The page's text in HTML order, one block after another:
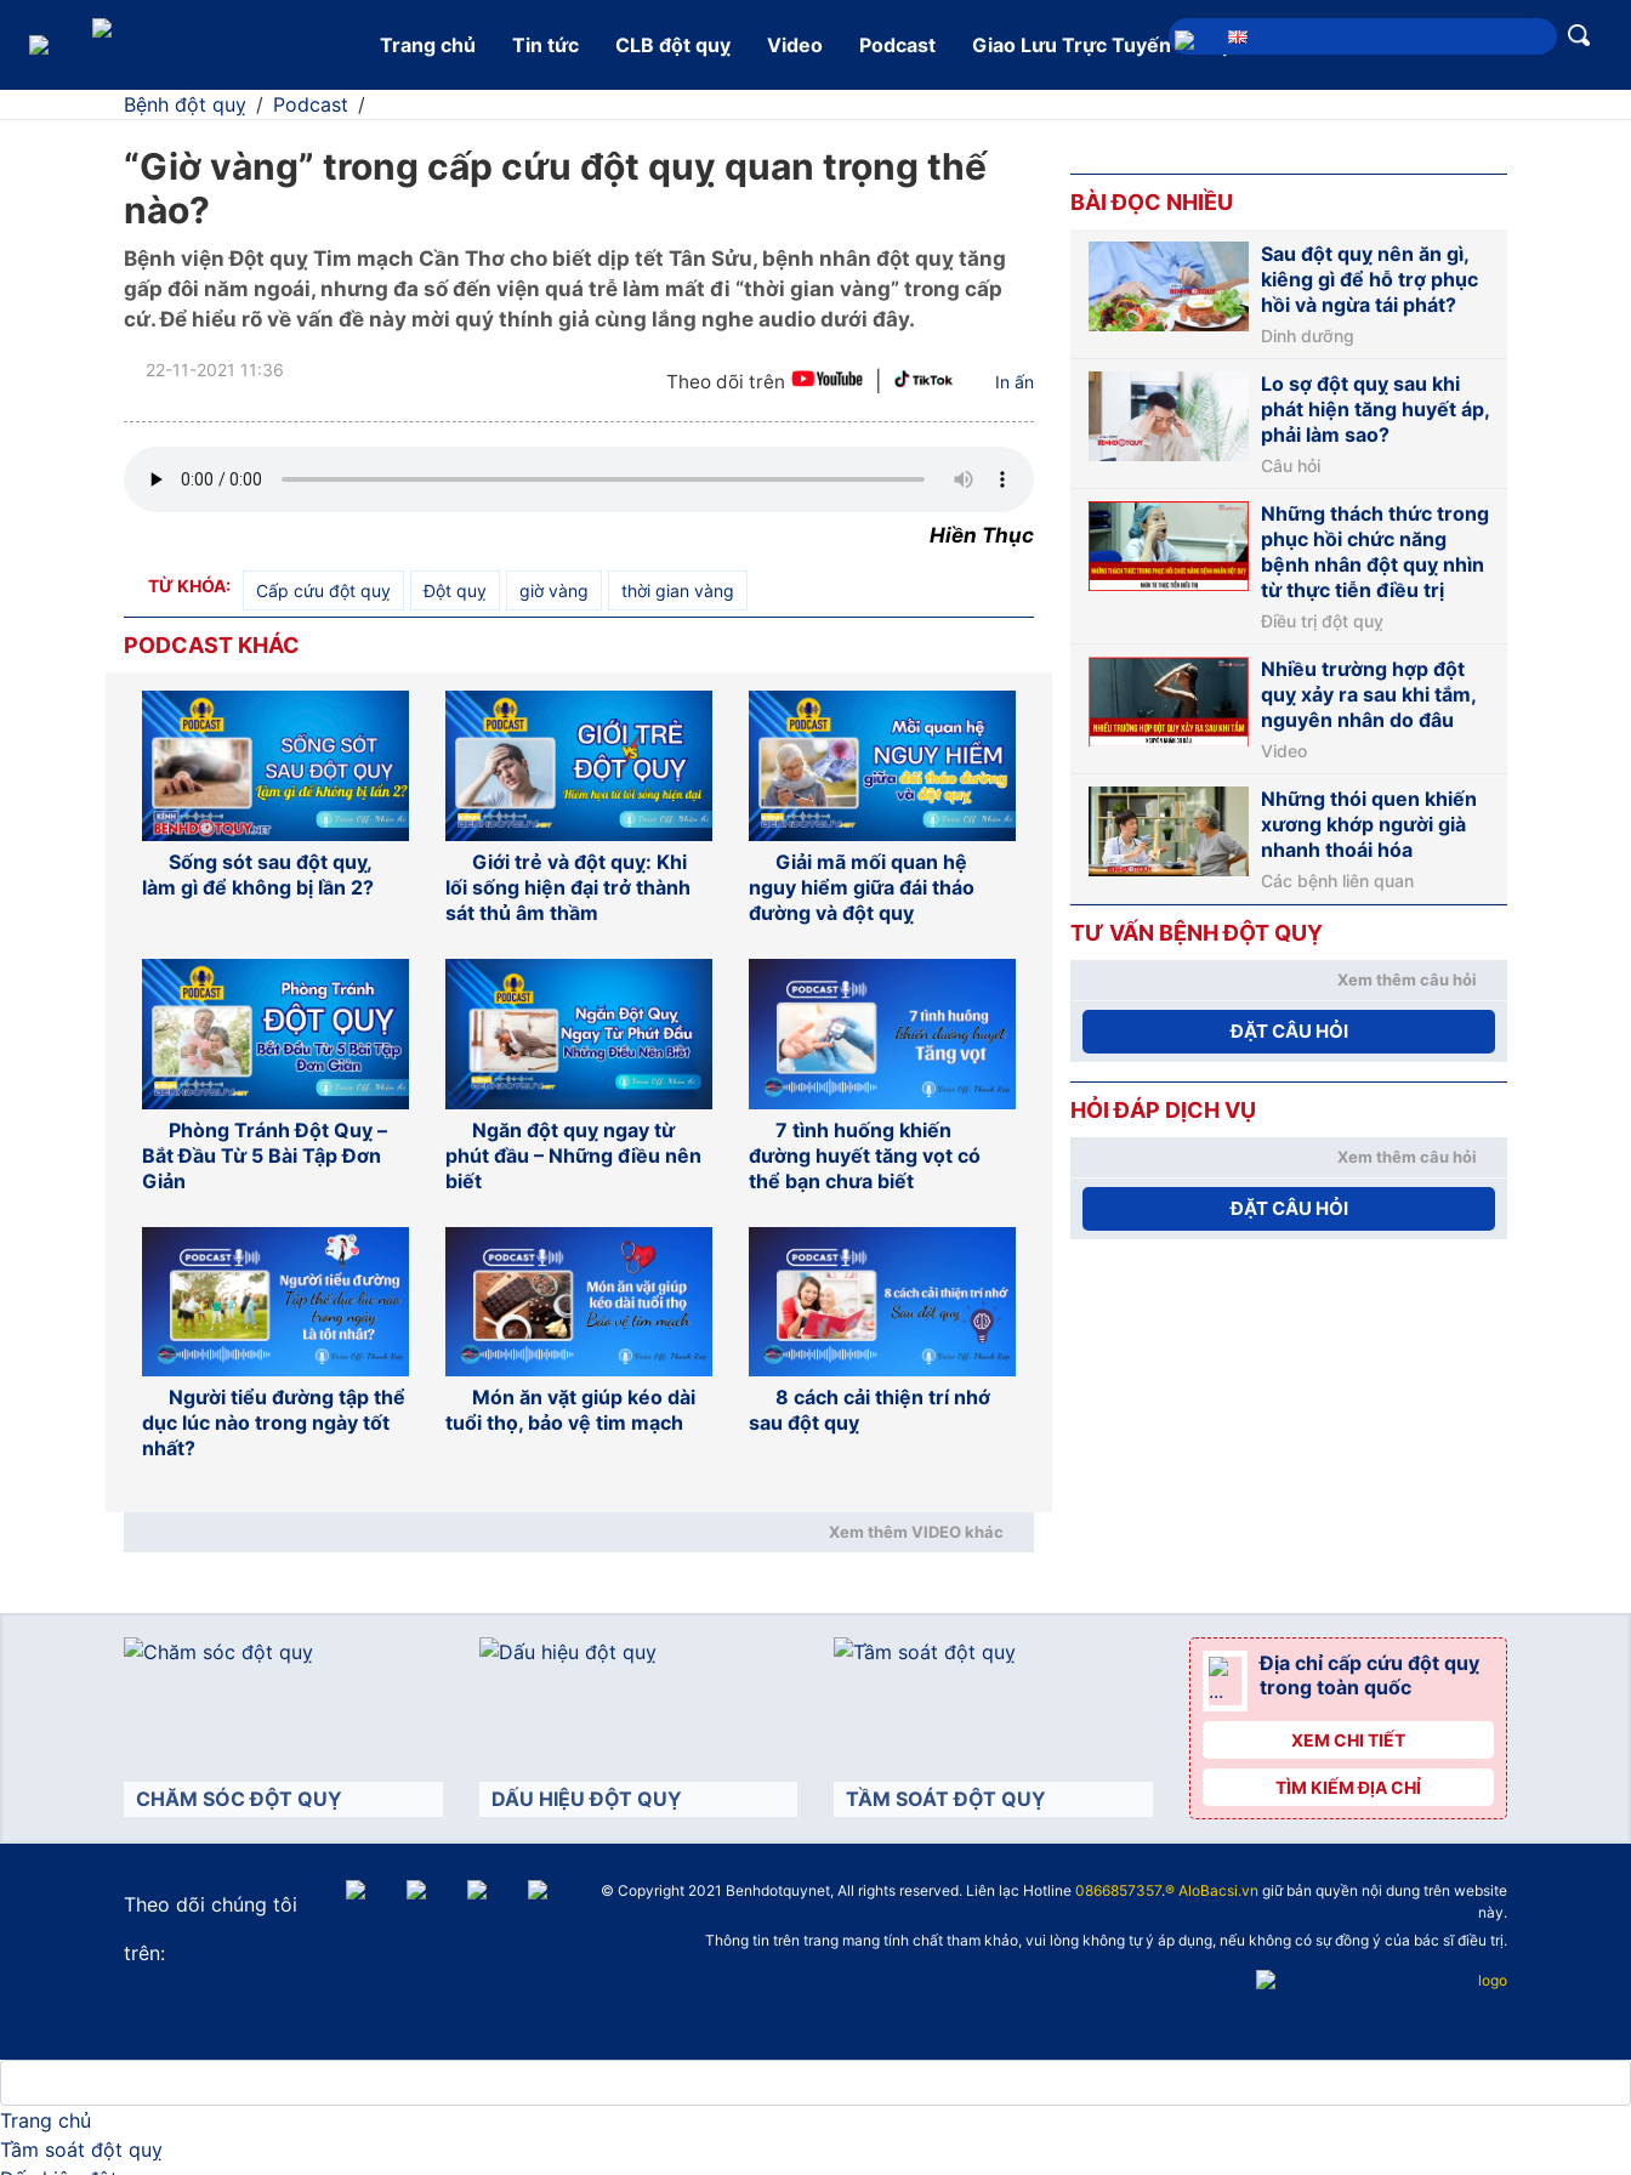
Trang chủ Tin tức CLB đột quỵ Video Podcast Giao Lưu Trực Tuyến Địa chỉ
Bệnh đột quỵ / Podcast /
“Giờ vàng” trong cấp cứu đột quỵ quan trọng thế
nào?
Bệnh viện Đột quỵ Tim mạch Cần Thơ cho biết dịp tết Tân Sửu, bệnh nhân đột quỵ tăng
gấp đôi năm ngoái, nhưng đa số đến viện quá trễ làm mất đi “thời gian vàng” trong cấp
cứ. Để hiểu rõ về vấn đề này mời quý thính giả cùng lắng nghe audio dưới đây.
22-11-2021 11:36 Theo dõi trên In ấn
Hiền Thục
TỪ KHÓA: Cấp cứu đột quỵ Đột quỵ giờ vàng thời gian vàng
PODCAST KHÁC
Sống sót sau đột quỵ,
làm gì để không bị lần 2?
Giới trẻ và đột quỵ: Khi
lối sống hiện đại trở thành
sát thủ âm thầm
Giải mã mối quan hệ
nguy hiểm giữa đái tháo
đường và đột quỵ
Phòng Tránh Đột Quỵ –
Bắt Đầu Từ 5 Bài Tập Đơn
Giản
Ngăn đột quỵ ngay từ
phút đầu – Những điều nên
biết
7 tình huống khiến
đường huyết tăng vọt có
thể bạn chưa biết
Người tiểu đường tập thể
dục lúc nào trong ngày tốt
nhất?
Món ăn vặt giúp kéo dài
tuổi thọ, bảo vệ tim mạch
8 cách cải thiện trí nhớ
sau đột quỵ
Xem thêm VIDEO khác
BÀI ĐỌC NHIỀU
Sau đột quỵ nên ăn gì,
kiêng gì để hỗ trợ phục
hồi và ngừa tái phát?
Dinh dưỡng
Lo sợ đột quỵ sau khi
phát hiện tăng huyết áp,
phải làm sao?
Câu hỏi
Những thách thức trong
phục hồi chức năng
bệnh nhân đột quỵ nhìn
từ thực tiễn điều trị
Điều trị đột quỵ
Nhiều trường hợp đột
quỵ xảy ra sau khi tắm,
nguyên nhân do đâu
Video
Những thói quen khiến
xương khớp người già
nhanh thoái hóa
Các bệnh liên quan
TƯ VẤN BỆNH ĐỘT QUỴ
Xem thêm câu hỏi
ĐẶT CÂU HỎI
HỎI ĐÁP DỊCH VỤ
Xem thêm câu hỏi
ĐẶT CÂU HỎI
CHĂM SÓC ĐỘT QUỴ DẤU HIỆU ĐỘT QUỴ
">
TẦM SOÁT ĐỘT QUỴ
Địa chỉ cấp cứu đột quỵ
trong toàn quốc
XEM CHI TIẾT
TÌM KIẾM ĐỊA CHỈ
Theo dõi chúng tôi
trên:
© Copyright 2021 Benhdotquynet, All rights reserved. Liên lạc Hotline 0866857357.® AloBacsi.vn giữ bản quyền nội dung trên website
này.
Thông tin trên trang mang tính chất tham khảo, vui lòng không tự ý áp dụng, nếu không có sự đồng ý của bác sĩ điều trị.
Trang chủ
Tầm soát đột quỵ